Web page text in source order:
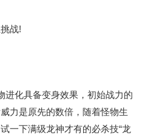
战!
进化具备变身效果，初始战力的
力是原先的数倍，随着怪物生
一下满级龙神才有的必杀技“龙